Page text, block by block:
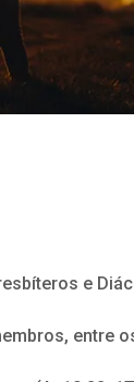
e
entre